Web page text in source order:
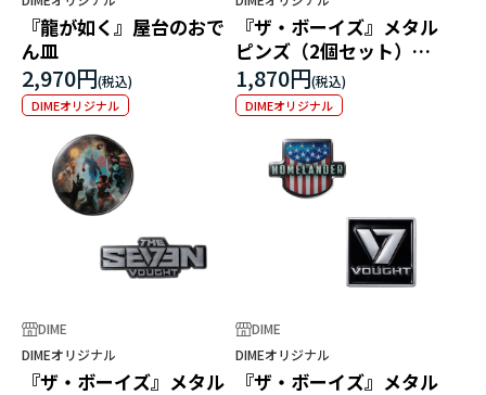
『龍が如く』屋台のおで
ん皿
2,970円
DIMEオリジナル
『ザ・ボーイズ』メタル
ピンズ（2個セット）
Type A
1,870円
DIMEオリジナル
DIME
DIMEオリジナル
『ザ・ボーイズ』メタル
DIME
DIMEオリジナル
『ザ・ボーイズ』メタル